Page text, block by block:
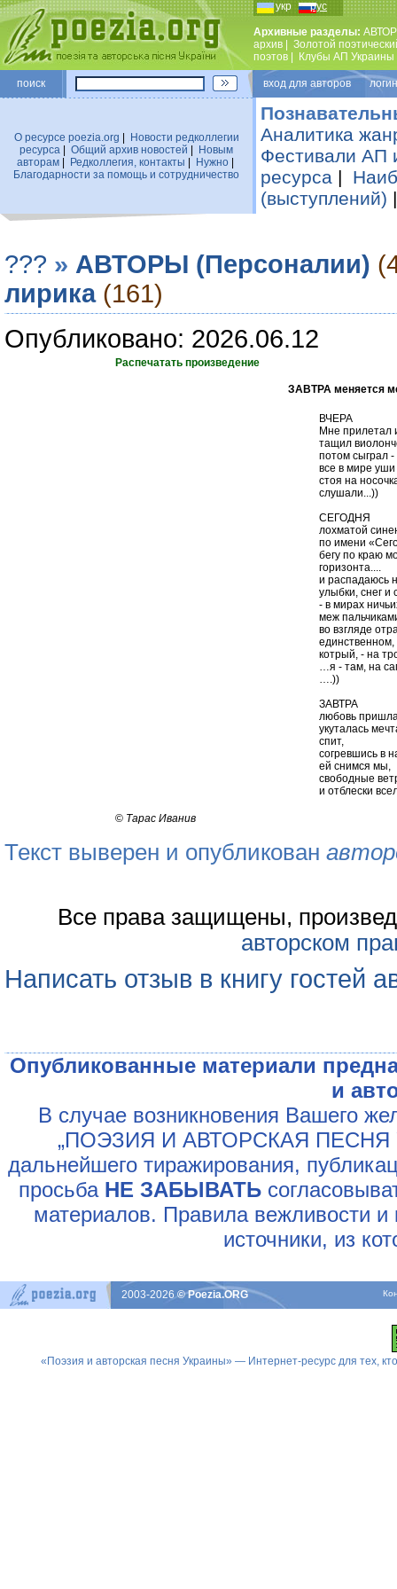
укр рус
Архивные разделы:
архив
Золотой
поэтов
Клубы АП Украины
поиск вход для авторов
О ресурсе poezia.org
Новости редколлегии
ресурса
Общий архив новостей
Новым
авторам| Редколлегия, контакты Нужно|
Благодарности за помощь и сотрудничество
Аналитика
Фестивали АП
ресурса |
(выступлений)
??? » АВТОРЫ (Персоналии)
лирика (161)
Опубликовано: 2026.06.12
Распечатать произведение
ЗАВТРА меняется
ВЧЕРА
Мне прилетал
тащил
потом сыграл
все в мире уши
стоя на
слушали...))
СЕГОДНЯ
лохматой
по имени
бегу по краю
горизонта....
и распадаюсь
улыбки, снег и
- в мирах
меж
во взгляде
единственном,
котрый, - на
…я - там, на
….))
ЗАВТРА
любовь
укуталась
спит,
согревшись в
ей снимся мы,
свободные
и отблески
© Тарас Иванив
Текст выверен и опубликован
Все права защищены,
авторском
Написать отзыв в книгу гостей
Опубликованные материали
и
В случае возникновения Вашего
„ПОЭЗИЯ И АВТОРСКАЯ ПЕСНЯ
дальнейшего тиражирования,
просьба НЕ ЗАБЫВАТЬ
материалов. Правила вежливости и
источники, из
2003-2026© Poezia.ORG
«Поэзия и авторская песня Украины» — Интернет-ресурс для тех,